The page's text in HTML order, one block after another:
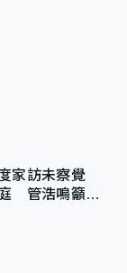
家訪未察覺
管浩鳴籲加